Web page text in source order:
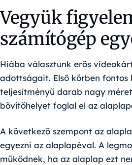
Vegyük
számítógép
Hiába választunk erős
adottságait. Első körben
teljesítményű darab nagy
bővítőhelyet foglal el az
A következő szempont az
egyezni az alaplapéval. A
működnek, ha az alaplap ezt